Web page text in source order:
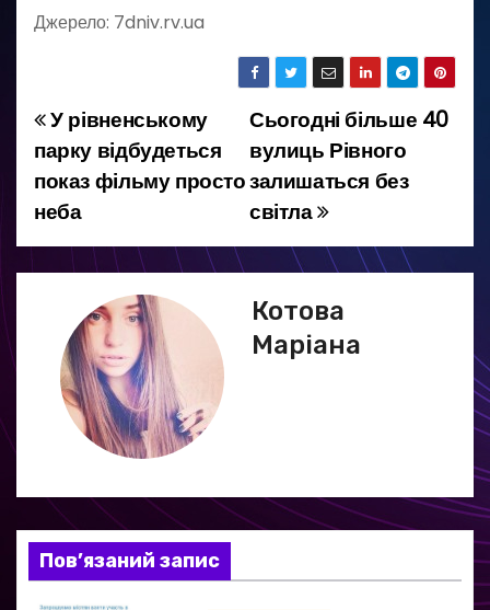
Джерело: 7dniv.rv.ua
Н
а
в
і
я
з
а
Сьогодні більше 40
вулиць Рівного
залишаться без
світла
У рівненському
парку відбудеться
показ фільму просто
неба
Котова
Маріана
Пов’язаний запис